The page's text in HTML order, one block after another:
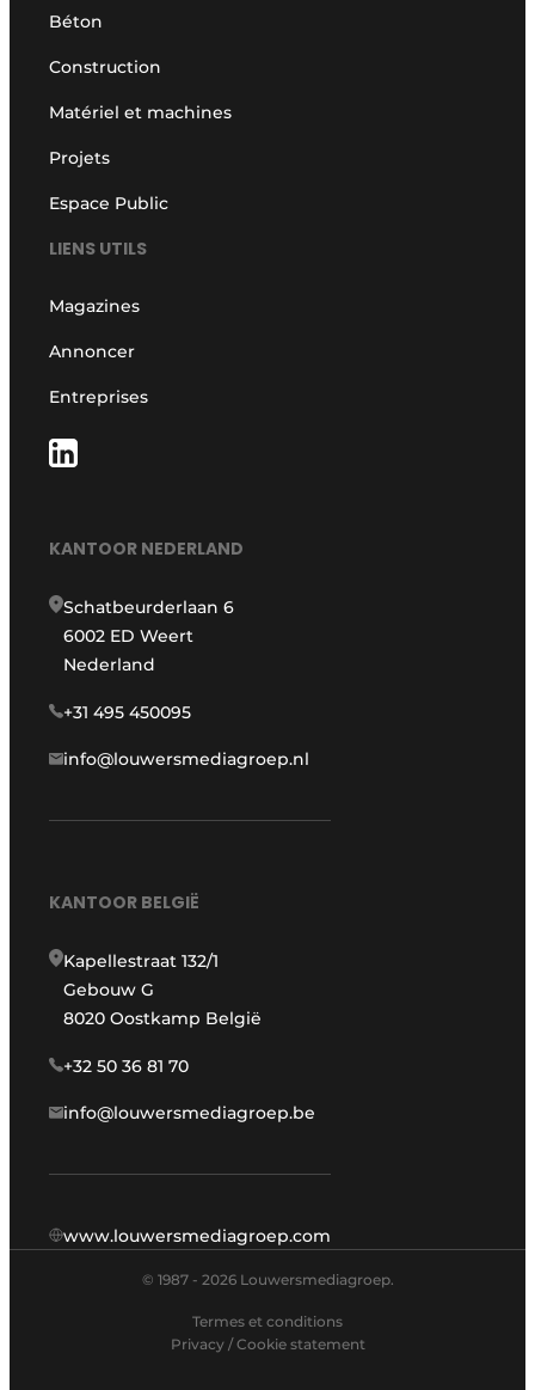
Béton
Construction
Matériel et machines
Projets
Espace Public
LIENS UTILS
Magazines
Annoncer
Entreprises
KANTOOR NEDERLAND
Schatbeurderlaan 6
6002 ED Weert
Nederland
+31 495 450095
info@louwersmediagroep.nl
KANTOOR BELGIË
Kapellestraat 132/1
Gebouw G
8020 Oostkamp België
+32 50 36 81 70
info@louwersmediagroep.be
www.louwersmediagroep.com
© 1987 - 2026 Louwersmediagroep.
Termes et conditions
Privacy / Cookie statement